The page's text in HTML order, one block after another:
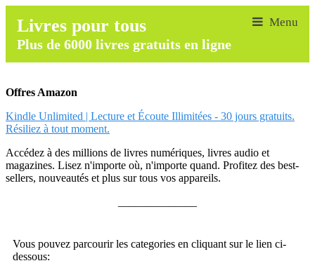
Livres pour tous
Plus de 6000 livres gratuits en ligne
Offres Amazon
Kindle Unlimited | Lecture et Écoute Illimitées - 30 jours gratuits.
Résiliez à tout moment.
Accédez à des millions de livres numériques, livres audio et
magazines. Lisez n'importe où, n'importe quand. Profitez des best-
sellers, nouveautés et plus sur tous vos appareils.
Vous pouvez parcourir les categories en cliquant sur le lien ci-
dessous: